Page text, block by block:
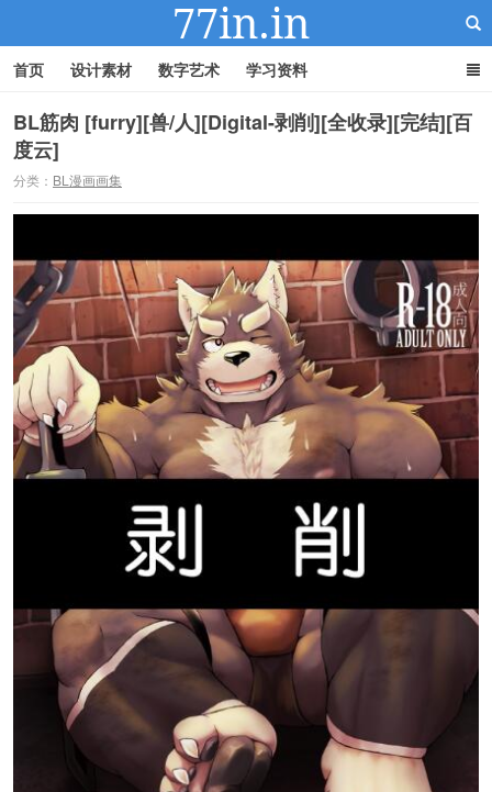
首页 设计素材 数字艺术 学习资料
BL筋肉 [furry][兽/人][Digital-剥削][全收录][完结][百
度云]
分类： BL漫画画集